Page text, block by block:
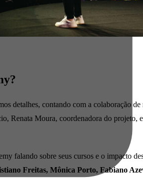
detalhes, contando com a colaboração
Renata Moura, coordenadora do
falando sobre seus cursos e o impacto
Freitas, Mônica Porto, Fabiano